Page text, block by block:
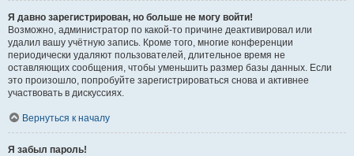
Я давно зарегистрирован, но больше не могу войти!
Возможно, администратор по какой-то причине деактивировал или
удалил вашу учётную запись. Кроме того, многие конференции
периодически удаляют пользователей, длительное время не
оставляющих сообщения, чтобы уменьшить размер базы данных. Если
это произошло, попробуйте зарегистрироваться снова и активнее
участвовать в дискуссиях.
Вернуться к началу
Я забыл пароль!